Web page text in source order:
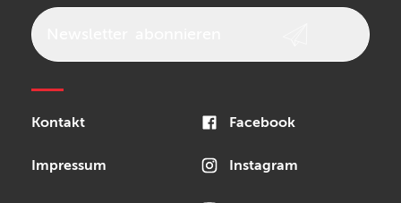
Kontakt
Impressum
Facebook
Instagram